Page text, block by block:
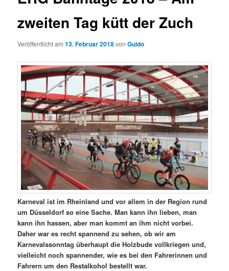
zweiten Tag kütt der Zuch
Veröffentlicht am13. Februar 2018vonGuido
Karneval ist im Rheinland und vor allem in der Region rund
um Düsseldorf so eine Sache. Man kann ihn lieben, man
kann ihn hassen, aber man kommt an ihm nicht vorbei.
Daher war es recht spannend zu sehen, ob wir am
Karnevalssonntag überhaupt die Holzbude vollkriegen und,
vielleicht noch spannender, wie es bei den Fahrerinnen und
Fahrern um den Restalkohol bestellt war.